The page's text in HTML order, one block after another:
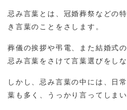
忌み言葉とは、冠婚葬祭などの
き言葉のことをさします。
葬儀の挨拶や弔電、また結婚式
忌み言葉をさけて言葉選びをし
しかし、忌み言葉の中には、日
葉も多く、うっかり言ってしま